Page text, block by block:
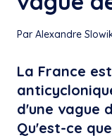
Par Alexandre
La France
d'une vague
Qu'est-ce